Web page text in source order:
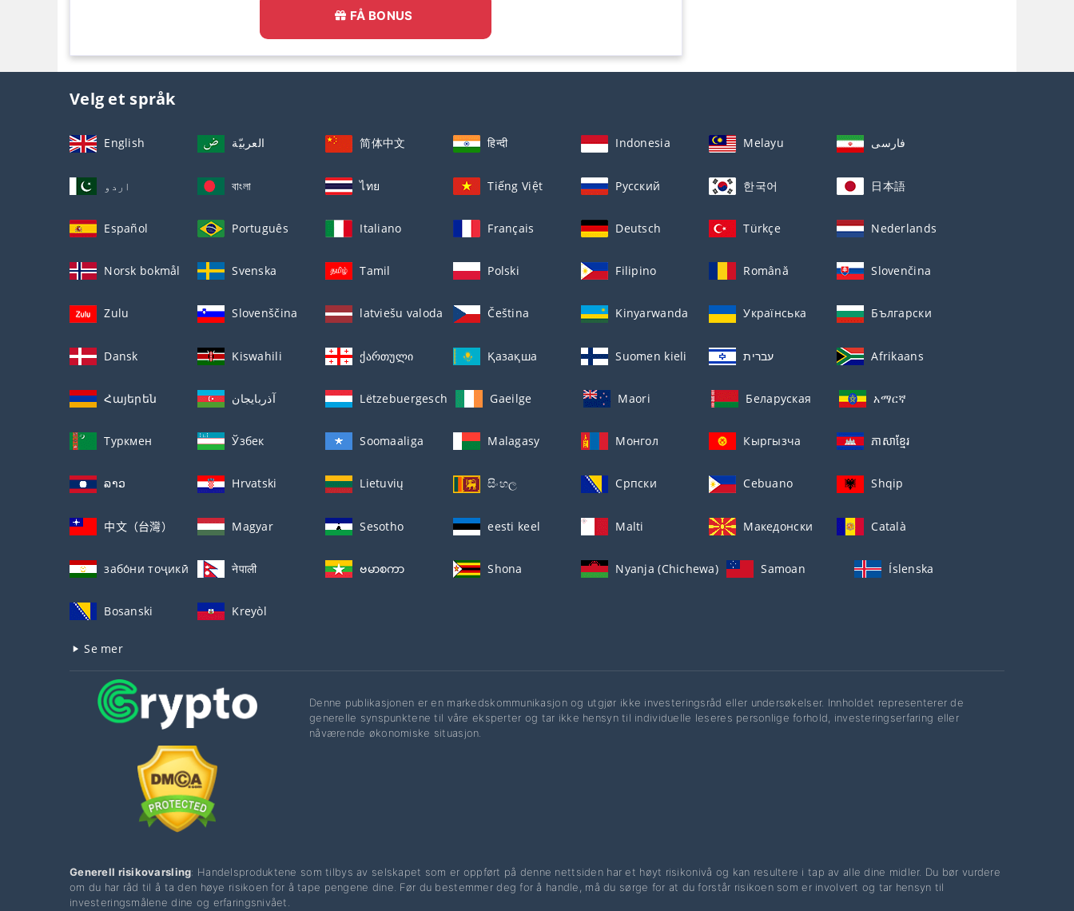
FÅ BONUS
Velg et språk
English العربيّة 简体中文 हिन्दी Indonesia Melayu فارسی
اردو বাংলা ไทย Tiếng Việt Русский 한국어 日本語
Español Português Italiano Français Deutsch Türkçe Nederlands
Norsk bokmål Svenska Tamil Polski Filipino Română Slovenčina
Zulu Slovenščina latviešu valoda Čeština Kinyarwanda Українська Български
Dansk Kiswahili ქართული Қазақша Suomen kieli עברית Afrikaans
Հայերեն آذربايجان Lëtzebuergesch Gaeilge Maori Беларуская አማርኛ
Туркмен Ўзбек Soomaaliga Malagasy Монгол Кыргызча ភាសាខ្មែរ
ລາວ Hrvatski Lietuvių සිංහල Српски Cebuano Shqip
中文（台灣） Magyar Sesotho eesti keel Malti Македонски Català
забо́ни тоҷикӣ́ नेपाली ဗမာစကာ Shona Nyanja (Chichewa) Samoan Íslenska
Bosanski Kreyòl
Se mer
Denne publikasjonen er en markedskommunikasjon og utgjør ikke investeringsråd eller undersøkelser. Innholdet representerer de
generelle synspunktene til våre eksperter og tar ikke hensyn til individuelle leseres personlige forhold, investeringserfaring eller
nåværende økonomiske situasjon.
Generell risikovarsling: Handelsproduktene som tilbys av selskapet som er oppført på denne nettsiden har et høyt risikonivå og kan resultere i tap av alle dine midler. Du bør vurdere
om du har råd til å ta den høye risikoen for å tape pengene dine. Før du bestemmer deg for å handle, må du sørge for at du forstår risikoen som er involvert og tar hensyn til
investeringsmålene dine og erfaringsnivået.